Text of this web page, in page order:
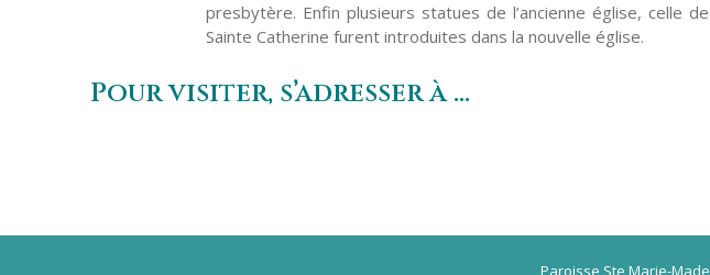
presbytère. Enfin plusieurs statues de l’ancienne église, celle
Sainte Catherine furent introduites dans la nouvelle église.
Pour visiter, s’adresser à …
Paroisse Ste Marie-